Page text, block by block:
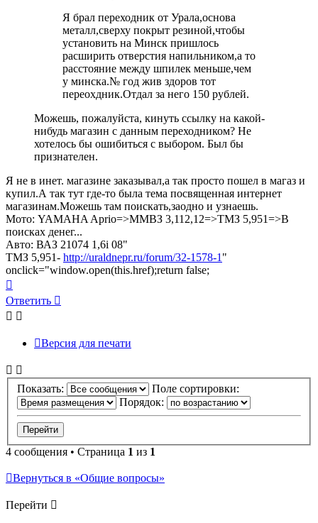
Я брал переходник от Урала,основа
металл,сверху покрыт резиной,чтобы
установить на Минск пришлось
расширить отверстия напильником,а то
расстояние между шпилек меньше,чем
у минска.№ год жив здоров тот
переохдник.Отдал за него 150 рублей.
Можешь, пожалуйста, кинуть ссылку на какой-
нибудь магазин с данным переходником? Не
хотелось бы ошибиться с выбором. Был бы
признателен.
Я не в инет. магазине заказывал,а так просто пошел в магаз и
купил.А так тут где-то была тема посвященная интернет
магазинам.Можешь там поискать,заодно и узнаешь.
Мото: YAMAHA Aprio=>ММВЗ 3,112,12=>ТМЗ 5,951=>В
поисках денег...
Авто: ВАЗ 21074 1,6i 08"
ТМЗ 5,951- http://uraldnepr.ru/forum/32-1578-1 "
onclick="window.open(this.href);return false;
к
началу
Ответить
Версия для печати
Показать:
Поле сортировки:
Порядок:
4 сообщения • Страница 1 из 1
Вернуться в «Общие вопросы»
Перейти